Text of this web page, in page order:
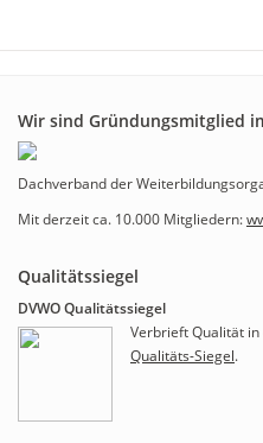
Wir sind Gründungsmitglied
Dachverband der
Mit derzeit ca. 10.000 Mitgliedern:
Qualitätssiegel
DVWO Qualitätssiegel
Verbrieft Qualität
Qualitäts-Siegel.